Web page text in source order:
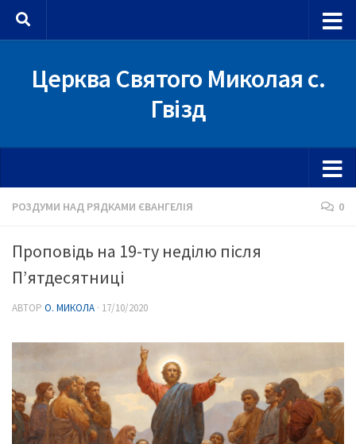
Skip to content
Церква Святого Миколая с.
Гвізд
РОЗДУМИ НАД РЯДКАМИ ЄВАНГЕЛІЯ 0
Проповідь на 19-ту неділю після
П’ятдесятниці
АВТОР О. МИКОЛА · 17/10/2020